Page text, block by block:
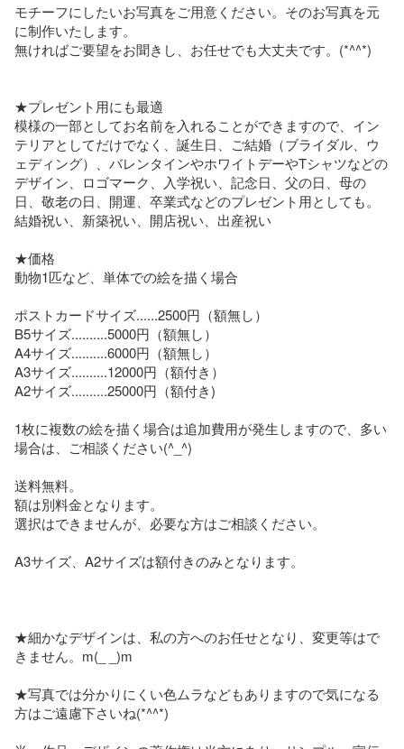
モチーフにしたいお写真をご用意ください。そのお写真を元
に制作いたします。
無ければご要望をお聞きし、お任せでも大丈夫です。(*^^*)
★プレゼント用にも最適
模様の一部としてお名前を入れることができますので、イン
テリアとしてだけでなく、誕生日、ご結婚（ブライダル、ウ
ェディング）、バレンタインやホワイトデーやTシャツなどの
デザイン、ロゴマーク、入学祝い、記念日、父の日、母の
日、敬老の日、開運、卒業式などのプレゼント用としても。
結婚祝い、新築祝い、開店祝い、出産祝い
★価格
動物1匹など、単体での絵を描く場合
ポストカードサイズ......2500円（額無し）
B5サイズ..........5000円（額無し）
A4サイズ..........6000円（額無し）
A3サイズ..........12000円（額付き）
A2サイズ..........25000円（額付き)
1枚に複数の絵を描く場合は追加費用が発生しますので、多い
場合は、ご相談ください(^_^)
送料無料。
額は別料金となります。
選択はできませんが、必要な方はご相談ください。
A3サイズ、A2サイズは額付きのみとなります。
★細かなデザインは、私の方へのお任せとなり、変更等はで
きません。m(_ _)m
★写真では分かりにくい色ムラなどもありますので気になる
方はご遠慮下さいね(*^^*)